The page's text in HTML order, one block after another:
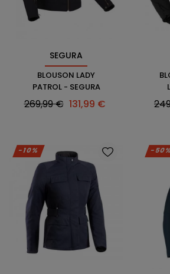
SEGURA
BLOUSON LADY
PATROL - SEGURA
Prix
269,99 € Prix
131,99 € Prix
-10% -